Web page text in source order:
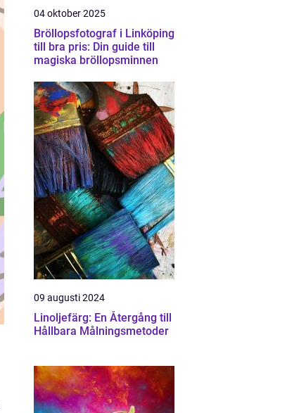
04 oktober 2025
Bröllopsfotograf i Linköping
till bra pris: Din guide till
magiska bröllopsminnen
09 augusti 2024
Linoljefärg: En Återgång till
Hållbara Målningsmetoder